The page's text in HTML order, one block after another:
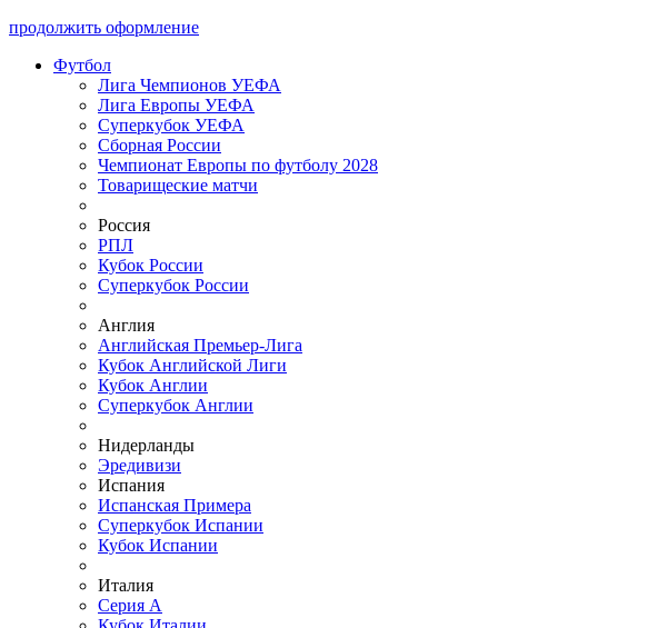
продолжить оформление
Футбол
Лига Чемпионов УЕФА
Лига Европы УЕФА
Суперкубок УЕФА
Сборная России
Чемпионат Европы по футболу 2028
Товарищеские матчи
Россия
РПЛ
Кубок России
Суперкубок России
Англия
Английская Премьер-Лига
Кубок Английской Лиги
Кубок Англии
Суперкубок Англии
Нидерланды
Эредивизи
Испания
Испанская Примера
Суперкубок Испании
Кубок Испании
Италия
Серия А